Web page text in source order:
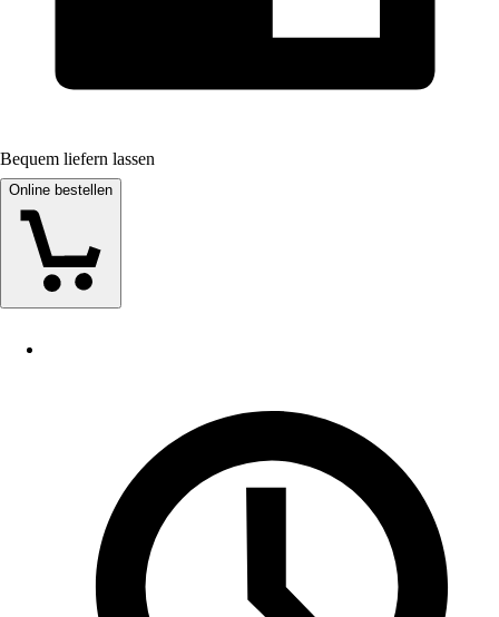
Bequem liefern lassen
Online bestellen